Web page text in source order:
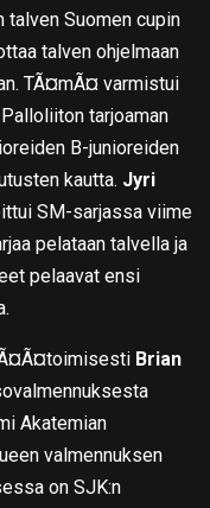
Suomen cupin
talven ohjelmaan
TÃ¤mÃ¤ varmistui
tarjoaman
B-junioreiden
kautta. Jyri
SM-sarjassa viime
pelataan talvella ja
pelaavat ensi
Brian
Akatemian
valmennuksen
on SJK:n